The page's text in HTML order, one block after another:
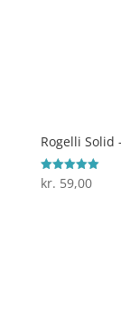
Rogelli Solid
Vurderet
5
kr. 59,00